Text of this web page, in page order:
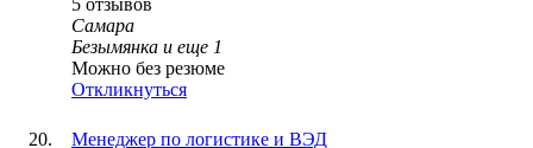
5 отзывов
Самара
Безымянка и еще 1
Можно без резюме
Откликнуться
Менеджер по логистике и ВЭД